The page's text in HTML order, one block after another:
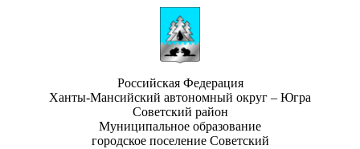
Российская Федерация
Ханты-Мансийский автономный округ – Югра
Советский район
Муниципальное образование
городское поселение Советский